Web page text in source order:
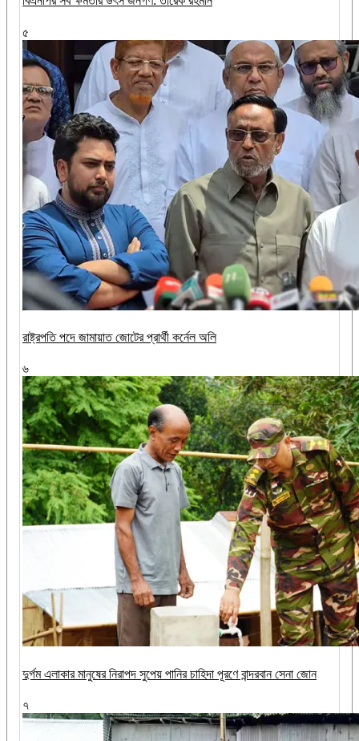
৫
রাষ্ট্রপতি পদে জামায়াত জোটের প্রার্থী কর্নেল অলি
৬
দুর্গম এলাকার মানুষের নিরাপদ সুপেয় পানির চাহিদা পূরণে বান্দরবান সেনা জোন
৭